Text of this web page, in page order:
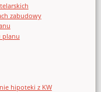
zabudowy
planu
hipoteki z KW